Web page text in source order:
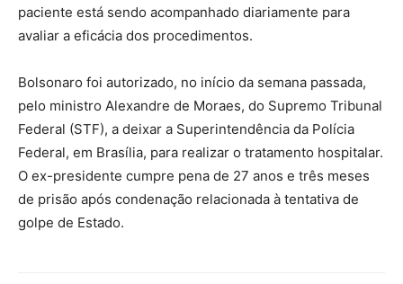
paciente está sendo acompanhado diariamente para
avaliar a eficácia dos procedimentos.
Bolsonaro foi autorizado, no início da semana passada,
pelo ministro Alexandre de Moraes, do Supremo Tribunal
Federal (STF), a deixar a Superintendência da Polícia
Federal, em Brasília, para realizar o tratamento hospitalar.
O ex-presidente cumpre pena de 27 anos e três meses
de prisão após condenação relacionada à tentativa de
golpe de Estado.